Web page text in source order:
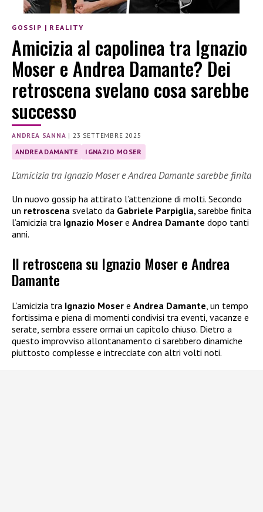
GOSSIP | REALITY
Amicizia al capolinea tra Ignazio
Moser e Andrea Damante? Dei
retroscena svelano cosa sarebbe
successo
ANDREA SANNA |23 SETTEMBRE 2025
ANDREA DAMANTE IGNAZIO MOSER
L’amicizia tra Ignazio Moser e Andrea Damante sarebbe finita
Un nuovo gossip ha attirato l’attenzione di molti. Secondo
un retroscena svelato da Gabriele Parpiglia, sarebbe finita
l’amicizia tra Ignazio Moser e Andrea Damante dopo tanti
anni.
Il retroscena su Ignazio Moser e Andrea
Damante
L’amicizia tra Ignazio Moser e Andrea Damante, un tempo
fortissima e piena di momenti condivisi tra eventi, vacanze e
serate, sembra essere ormai un capitolo chiuso. Dietro a
questo improvviso allontanamento ci sarebbero dinamiche
piuttosto complesse e intrecciate con altri volti noti.